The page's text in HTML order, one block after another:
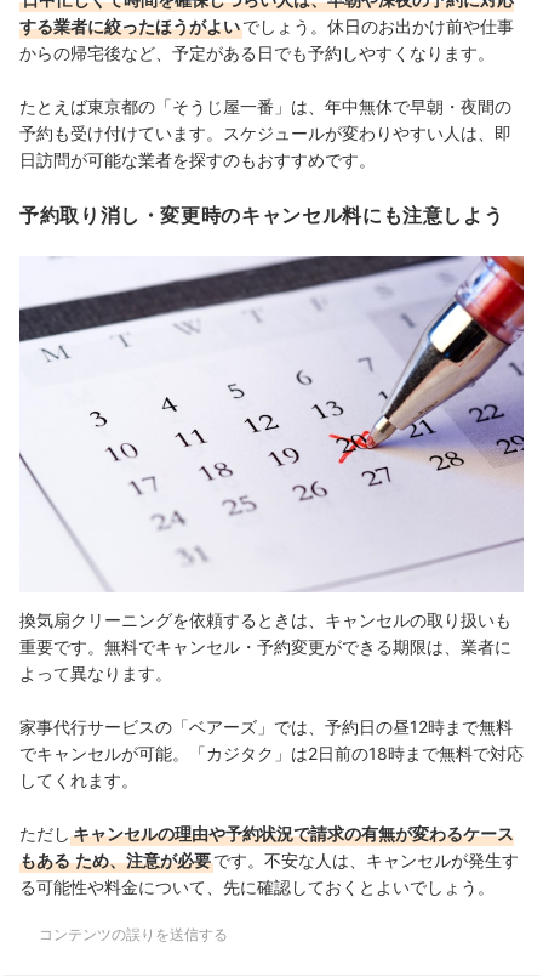
する業者に絞ったほうがよいでしょう。休日のお出かけ前や仕事
からの帰宅後など、予定がある日でも予約しやすくなります。
たとえば東京都の「そうじ屋一番」は、年中無休で早朝・夜間の
予約も受け付けています。スケジュールが変わりやすい人は、即
日訪問が可能な業者を探すのもおすすめです。
予約取り消し・変更時のキャンセル料にも注意しよう
換気扇クリーニングを依頼するときは、キャンセルの取り扱いも
重要です。無料でキャンセル・予約変更ができる期限は、業者に
よって異なります。
家事代行サービスの「ベアーズ」では、予約日の昼12時まで無料
でキャンセルが可能。「カジタク」は2日前の18時まで無料で対応
してくれます。
ただし キャンセルの理由や予約状況で請求の有無が変わるケース
もある ため、注意が必要です。不安な人は、キャンセルが発生す
る可能性や料金について、先に確認しておくとよいでしょう。
コンテンツの誤りを送信する